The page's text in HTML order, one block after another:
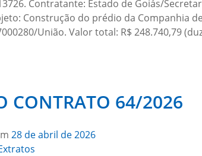
Contratante: Estado de Goiás/
Construção do prédio da Companhia
União. Valor total: R$ 248.740,79
CONTRATO 64/2026
28 de abril de 2026